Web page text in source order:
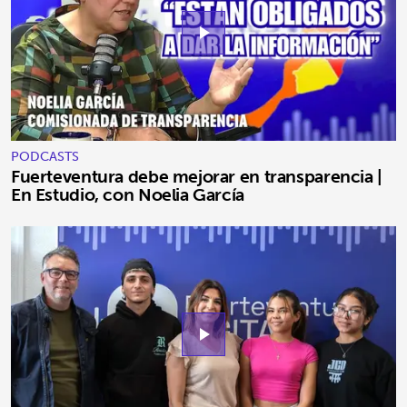
play_arrow
PODCASTS
Fuerteventura debe mejorar en transparencia |
En Estudio, con Noelia García
play_arrow